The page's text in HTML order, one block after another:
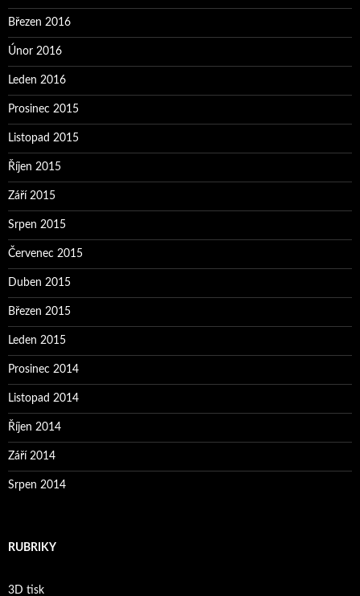
Březen 2016
Únor 2016
Leden 2016
Prosinec 2015
Listopad 2015
Říjen 2015
Září 2015
Srpen 2015
Červenec 2015
Duben 2015
Březen 2015
Leden 2015
Prosinec 2014
Listopad 2014
Říjen 2014
Září 2014
Srpen 2014
RUBRIKY
3D tisk